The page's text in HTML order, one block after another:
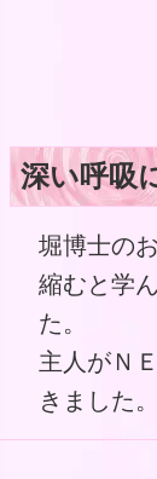
深い呼吸
堀博士の
縮むと学
た。
主人がＮ
きました